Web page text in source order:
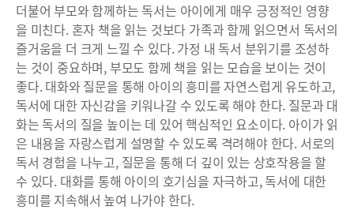
더불어 부모와 함께하는 독서는 아이에게 매우 긍정적인 영향
을 미친다. 혼자 책을 읽는 것보다 가족과 함께 읽으면서 독서의
즐거움을 더 크게 느낄 수 있다. 가정 내 독서 분위기를 조성하
는 것이 중요하며, 부모도 함께 책을 읽는 모습을 보이는 것이
좋다. 대화와 질문을 통해 아이의 흥미를 자연스럽게 유도하고,
독서에 대한 자신감을 키워나갈 수 있도록 해야 한다. 질문과 대
화는 독서의 질을 높이는 데 있어 핵심적인 요소이다. 아이가 읽
은 내용을 자랑스럽게 설명할 수 있도록 격려해야 한다. 서로의
독서 경험을 나누고, 질문을 통해 더 깊이 있는 상호작용을 할
수 있다. 대화를 통해 아이의 호기심을 자극하고, 독서에 대한
흥미를 지속해서 높여 나가야 한다.